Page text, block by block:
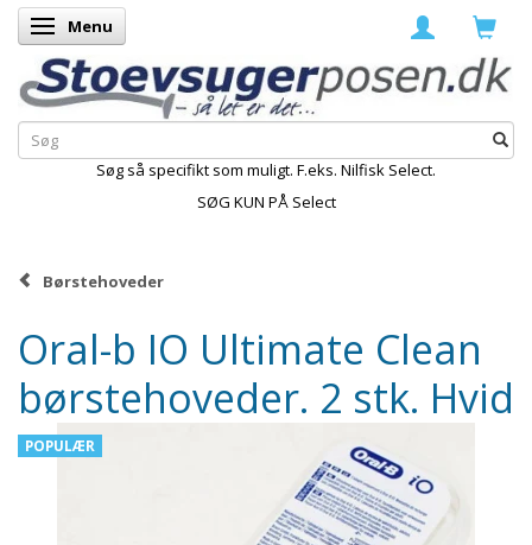
Skifte navigation
Menu
Søg så specifikt som muligt. F.eks. Nilfisk Select.
SØG KUN PÅ Select
Børstehoveder
Oral-b IO Ultimate Clean
børstehoveder. 2 stk. Hvid
POPULÆR